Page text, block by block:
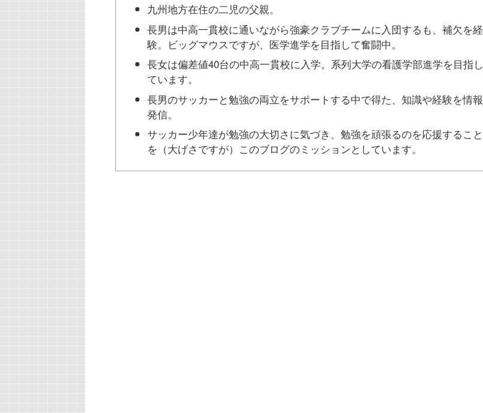
九州地方在住の二児の父親。
長男は中高一貫校に通いながら強豪クラブチームに入団するも、補欠を経
験。ビッグマウスですが、医学進学を目指して奮闘中。
長女は偏差値40台の中高一貫校に入学。系列大学の看護学部進学を目指し
ています。
長男のサッカーと勉強の両立をサポートする中で得た、知識や経験を情報
発信。
サッカー少年達が勉強の大切さに気づき、勉強を頑張るのを応援すること
を（大げさですが）このブログのミッションとしています。